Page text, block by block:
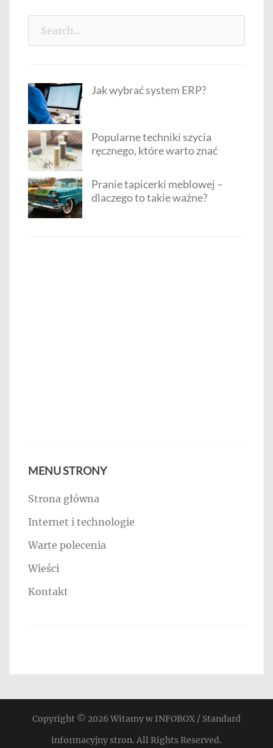
Jak wybrać system ERP?
Popularne techniki szycia
ręcznego, które warto znać
Pranie tapicerki meblowej –
dlaczego to takie ważne?
MENU STRONY
Strona główna
Internet i technologie
Warte polecenia
Wieści
Kontakt
Copyright © 2026Witamy w INFOBOX / Standard
informacyjny stron. All Rights Reserved.